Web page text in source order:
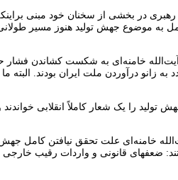
به موضوع جهش تولید هنوز مسیر
به زانو درآوردن ملت ایران بودند.
تولید را یک شعار کاملاً انقلابی
ضعفهای قانونی و واردات رقیب